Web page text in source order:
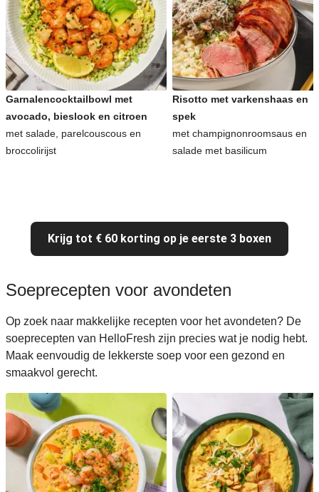
Garnalencocktailbowl met
avocado, bieslook en citroen
met salade, parelcouscous en
broccolirijst
Risotto met varkenshaas en
spek
met champignonroomsaus en
salade met basilicum
Krijg tot € 60 korting op je eerste 3 boxen
Soeprecepten voor avondeten
Op zoek naar makkelijke recepten voor het avondeten? De
soeprecepten van HelloFresh zijn precies wat je nodig hebt.
Maak eenvoudig de lekkerste soep voor een gezond en
smaakvol gerecht.